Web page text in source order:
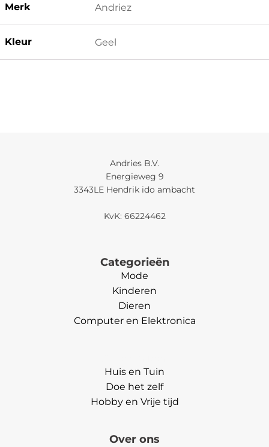
Merk Andriez
Kleur Geel
Andries B.V.
Energieweg 9
3343LE Hendrik ido ambacht
KvK: 66224462
Categorieën
Mode
Kinderen
Dieren
Computer en Elektronica
Huis en Tuin
Doe het zelf
Hobby en Vrije tijd
Over ons